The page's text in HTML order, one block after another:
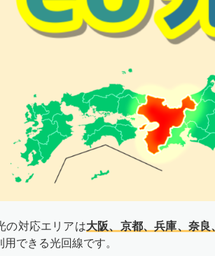
の対応エリアは大阪、京都、兵庫、奈良
用できる光回線です。